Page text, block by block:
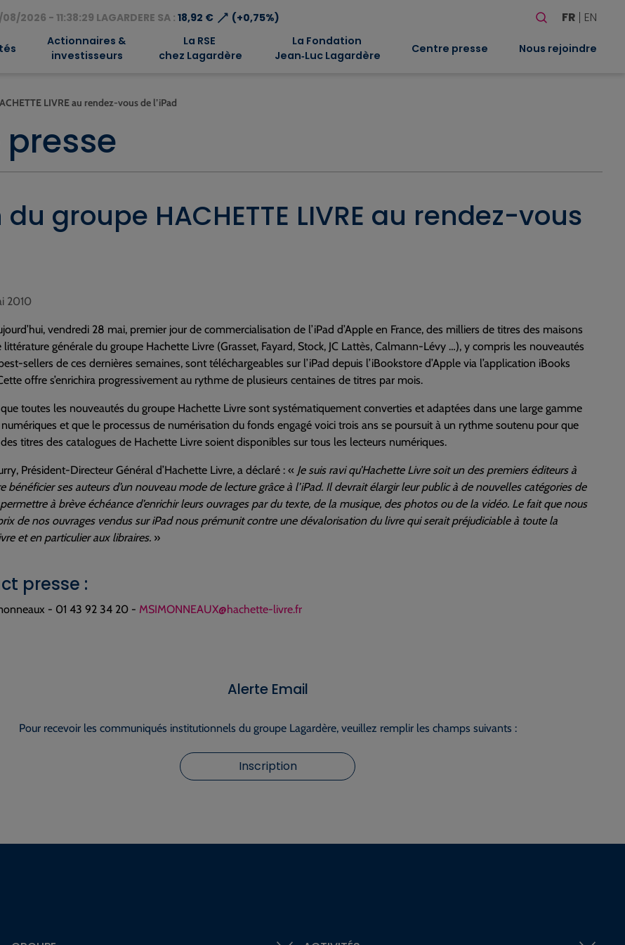
2026 - 11:38:29 LAGARDERE SA :18,92 €⟶ (+0,75%)
Rechercher
FR EN
Actionnaires &
investisseurs
La RSE
chez Lagardère
La Fondation
Jean‑Luc Lagardère
Centre presse Nous rejoindre
LIVRE au rendez-vous de l’iPad
groupe HACHETTE LIVRE au rendez-vous
2010
vendredi 28 mai, premier jour de commercialisation de l’iPad d’Apple en France, des milliers de titres des maisons
littérature générale du groupe Hachette Livre (Grasset, Fayard, Stock, JC Lattès, Calmann-Lévy …), y compris les nouveautés
sellers de ces dernières semaines, sont téléchargeables sur l’iPad depuis l’iBookstore d’Apple via l’application iBooks
offre s’enrichira progressivement au rythme de plusieurs centaines de titres par mois.
toutes les nouveautés du groupe Hachette Livre sont systématiquement converties et adaptées dans une large gamme
et que le processus de numérisation du fonds engagé voici trois ans se poursuit à un rythme soutenu pour que
des titres des catalogues de Hachette Livre soient disponibles sur tous les lecteurs numériques.
Président-Directeur Général d’Hachette Livre, a déclaré : « Je suis ravi qu’Hachette Livre soit un des premiers éditeurs à
bénéficier ses auteurs d’un nouveau mode de lecture grâce à l’iPad. Il devrait élargir leur public à de nouvelles catégories de
à brève échéance d’enrichir leurs ouvrages par du texte, de la musique, des photos ou de la vidéo. Le fait que nous
de nos ouvrages vendus sur iPad nous prémunit contre une dévalorisation du livre qui serait préjudiciable à toute la
et en particulier aux libraires. »
presse :
- 01 43 92 34 20 - MSIMONNEAUX@hachette-livre.fr
Alerte Email
Pour recevoir les communiqués institutionnels du groupe Lagardère, veuillez remplir les champs suivants :
Inscription